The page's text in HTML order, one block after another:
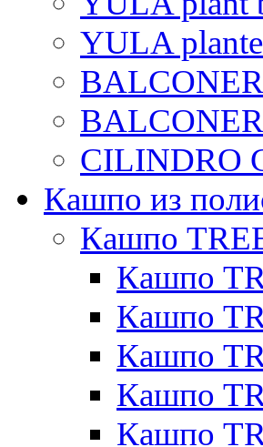
YULA
CILINDRO
Кашпо из
Кашпо
Кашпо
Кашпо
Кашпо
Кашпо
Кашпо